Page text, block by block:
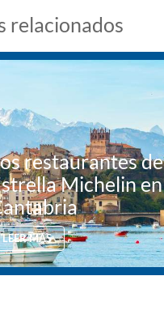
relacionados
restaurantes de
Michelin en
LEER MÁS